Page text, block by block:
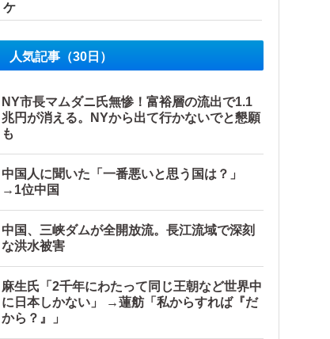
たらたらな様子を見せて……他
ケ
人気記事（30日）
NY市長マムダニ氏無惨！富裕層の流出で1.1
兆円が消える。NYから出て行かないでと懇願
も
中国人に聞いた「一番悪いと思う国は？」
→1位中国
中国、三峡ダムが全開放流。長江流域で深刻
な洪水被害
麻生氏「2千年にわたって同じ王朝など世界中
に日本しかない」 →蓮舫「私からすれば『だ
から？』」